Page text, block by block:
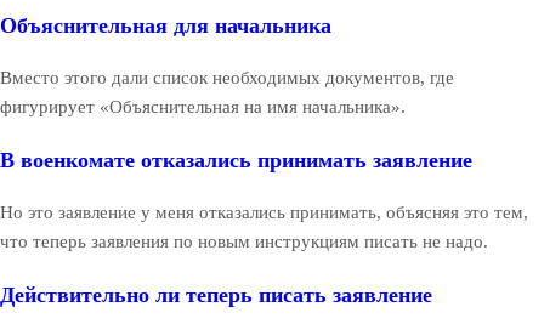
Объяснительная для начальника
Вместо этого дали список необходимых документов, где
фигурирует «Объяснительная на имя начальника».
В военкомате отказались принимать заявление
Но это заявление у меня отказались принимать, объясняя это тем,
что теперь заявления по новым инструкциям писать не надо.
Действительно ли теперь писать заявление